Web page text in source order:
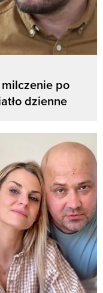
po
dzienne